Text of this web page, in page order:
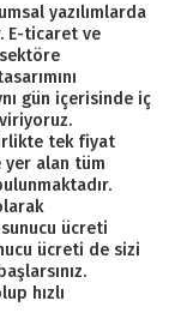
yazılımlarda
E-ticaret ve
gün içerisinde iç
tek fiyat
yer alan tüm
ücreti
ücreti de sizi
hızlı